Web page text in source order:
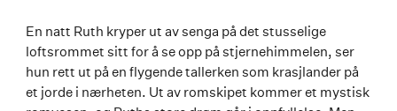
En natt Ruth kryper ut av senga på det stusselige
loftsrommet sitt for å se opp på stjernehimmelen, ser
hun rett ut på en flygende tallerken som krasjlander på
et jorde i nærheten. Ut av romskipet kommer et mystisk